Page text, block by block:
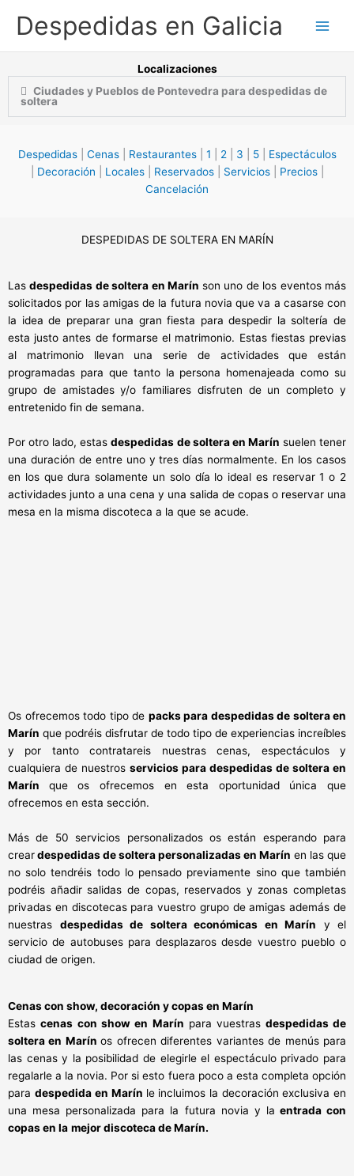
Despedidas en Galicia
Localizaciones
Ciudades y Pueblos de Pontevedra para despedidas de
soltera
Despedidas| Cenas| Restaurantes| 1 2| 3 5| Espectáculos
Decoración Locales| Reservados| Servicios| Precios|
Cancelación
DESPEDIDAS DE SOLTERA EN MARÍN
Lasdespedidas de soltera en Marín son uno de los eventos más
solicitados por las amigas de la futura novia que va a casarse con
la idea de preparar una gran fiesta para despedir la soltería de
esta justo antes de formarse el matrimonio. Estas fiestas previas
al matrimonio llevan una serie de actividades que están
programadas para que tanto la persona homenajeada como su
grupo de amistades y/o familiares disfruten de un completo y
entretenido fin de semana.
Por otro lado, estasdespedidas de soltera en Marín suelen tener
una duración de entre uno y tres días normalmente. En los casos
en los que dura solamente un solo día lo ideal es reservar 1 o 2
actividades junto a una cena y una salida de copas o reservar una
mesa en la misma discoteca a la que se acude.
Os ofrecemos todo tipo de packs para despedidas de soltera en
Marín que podréis disfrutar de todo tipo de experiencias increíbles
y por tanto contratareis nuestras cenas, espectáculos y
cualquiera de nuestros servicios para despedidas de soltera en
Marín que os ofrecemos en esta oportunidad única que
ofrecemos en esta sección.
Más de 50 servicios personalizados os están esperando para
creardespedidas de soltera personalizadas en Marín en las que
no solo tendréis todo lo pensado previamente sino que también
podréis añadir salidas de copas, reservados y zonas completas
privadas en discotecas para vuestro grupo de amigas además de
nuestras despedidas de soltera económicas en Marín y el
servicio de autobuses para desplazaros desde vuestro pueblo o
ciudad de origen.
Cenas con show, decoración y copas en Marín
Estascenas con show en Marín para vuestras despedidas de
soltera en Marínos ofrecen diferentes variantes de menús para
las cenas y la posibilidad de elegirle el espectáculo privado para
regalarle a la novia. Por si esto fuera poco a esta completa opción
para despedida en Marín le incluimos la decoración exclusiva en
una mesa personalizada para la futura novia y la entrada con
copas en la mejor discoteca de Marín.